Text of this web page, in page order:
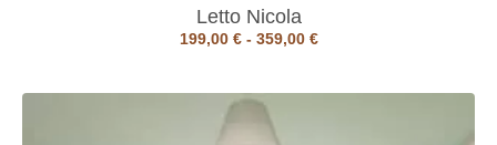
Letto Nicola
199,00 € - 359,00 €